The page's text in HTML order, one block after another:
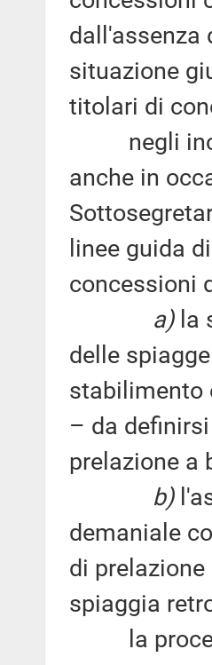
dall'assenza
situazione
titolari di
negli
anche in
linee guida
concessioni
a)la
delle
stabilimento
– da
prelazione a
b)
demaniale
di
spiaggia
la